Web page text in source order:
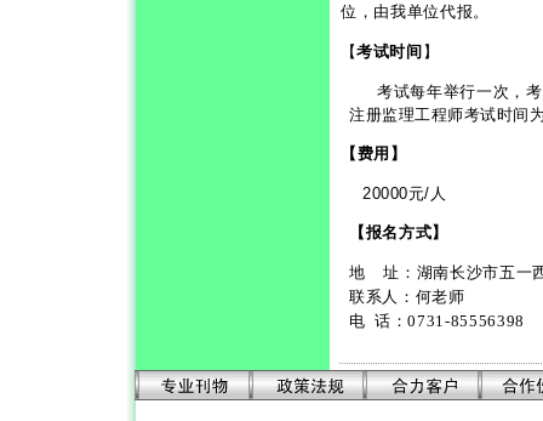
位，由我单位代报。
【考试时间】
考试每年举行一次，
注册监理工程师考试时间
【费用】
20000元/ 人
【报名方式】
地
址：湖南长沙市五一
联系人： 何老师
电 话：0731-